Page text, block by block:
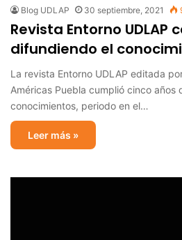
Blog UDLAP 30 septiembre, 2021
Revista Entorno UDLAP
difundiendo el
La revista Entorno UDLAP editada
Américas Puebla cumplió cinco años
conocimientos, periodo en el…
Leer más »